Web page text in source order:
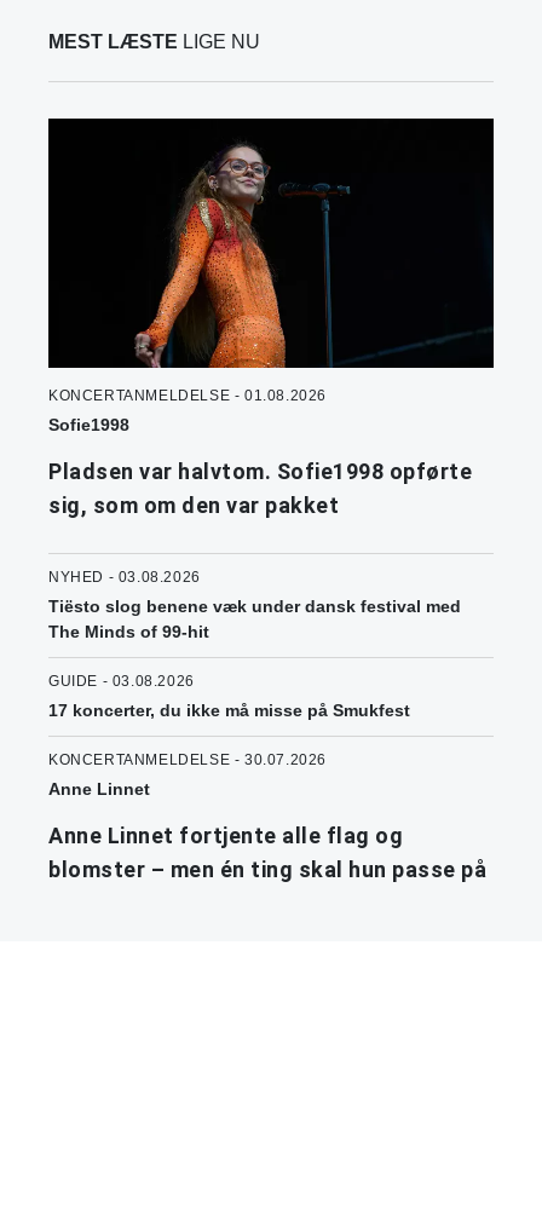
MEST LÆSTE LIGE NU
KONCERTANMELDELSE - 01.08.2026
Sofie1998
Pladsen var halvtom. Sofie1998 opførte
sig, som om den var pakket
NYHED - 03.08.2026
Tiësto slog benene væk under dansk festival med
The Minds of 99-hit
GUIDE - 03.08.2026
17 koncerter, du ikke må misse på Smukfest
KONCERTANMELDELSE - 30.07.2026
Anne Linnet
Anne Linnet fortjente alle flag og
blomster – men én ting skal hun passe på